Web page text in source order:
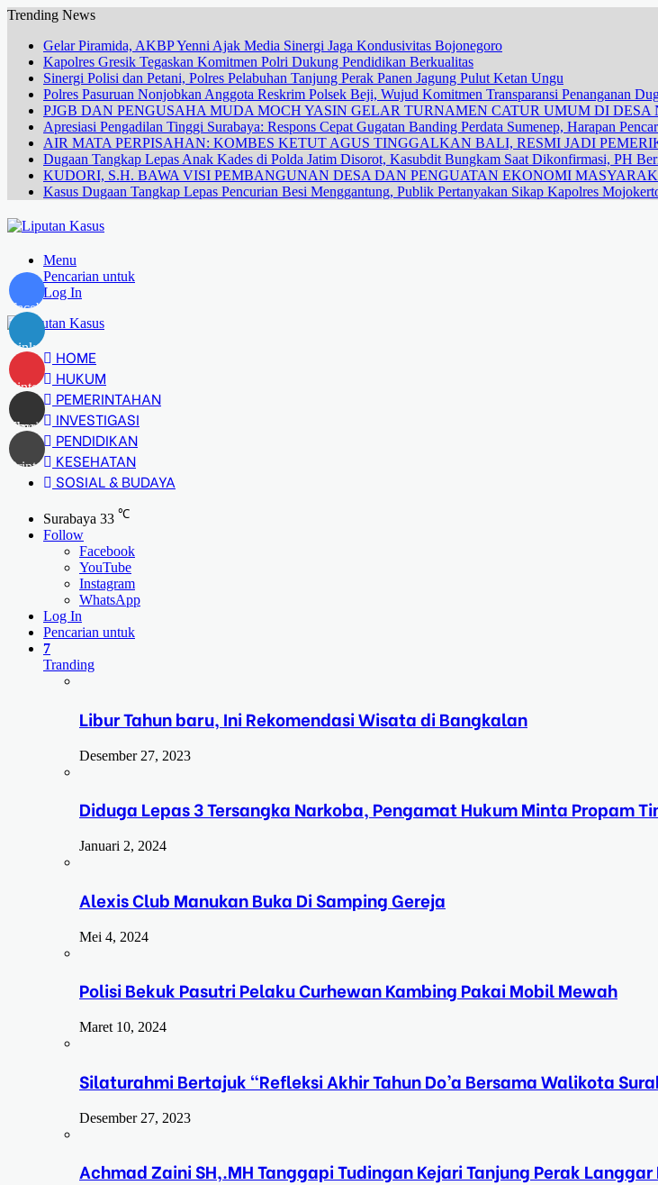
Trending News
Gelar Piramida, AKBP Yenni Ajak Media Sinergi Jaga Kondusivitas Bojonegoro
Kapolres Gresik Tegaskan Komitmen Polri Dukung Pendidikan Berkualitas
Sinergi Polisi dan Petani, Polres Pelabuhan Tanjung Perak Panen Jagung Pulut Ketan Ungu
Polres Pasuruan Nonjobkan Anggota Reskrim Polsek Beji, Wujud Komitmen Transparansi Penanganan
PJGB DAN PENGUSAHA MUDA MOCH YASIN GELAR TURNAMEN CATUR UMUM DI
Apresiasi Pengadilan Tinggi Surabaya: Respons Cepat Gugatan Banding Perdata Sumenep, Harapan
AIR MATA PERPISAHAN: KOMBES KETUT AGUS TINGGALKAN BALI, RESMI JADI
Dugaan Tangkap Lepas Anak Kades di Polda Jatim Disorot, Kasubdit Bungkam Saat Dikonfirmasi, PH
KUDORI, S.H. BAWA VISI PEMBANGUNAN DESA DAN PENGUATAN EKONOMI
Kasus Dugaan Tangkap Lepas Pencurian Besi Menggantung, Publik Pertanyakan Sikap Kapolres
Menu
Pencarian untuk
Log In
HOME
HUKUM
PEMERINTAHAN
INVESTIGASI
PENDIDIKAN
KESEHATAN
SOSIAL & BUDAYA
Surabaya 33 ℃
Follow
Facebook
YouTube
Instagram
WhatsApp
Log In
Pencarian untuk
7
Tranding
Libur Tahun baru, Ini Rekomendasi Wisata di Bangkalan
Desember 27, 2023
Diduga Lepas 3 Tersangka Narkoba, Pengamat Hukum Minta Propam
Januari 2, 2024
Alexis Club Manukan Buka Di Samping Gereja
Mei 4, 2024
Polisi Bekuk Pasutri Pelaku Curhewan Kambing Pakai Mobil Mewah
Maret 10, 2024
Silaturahmi Bertajuk “Refleksi Akhir Tahun Do’a Bersama Walikota
Desember 27, 2023
Achmad Zaini SH,.MH Tanggapi Tudingan Kejari Tanjung Perak
Facebook
LinkedIn
Pinterest
Share via Email
Print